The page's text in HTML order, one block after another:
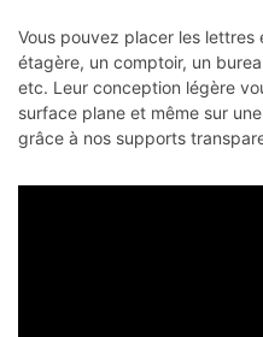
Vous pouvez placer les lettres
étagère, un comptoir, un
etc. Leur conception légère
surface plane et même sur
grâce à nos supports